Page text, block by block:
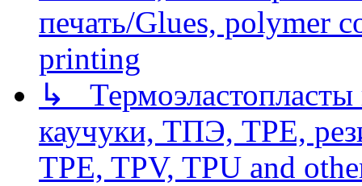
печать/Glues, polymer
printing
↳
каучуки, ТПЭ, TPE,
TPE, TPV, TPU and